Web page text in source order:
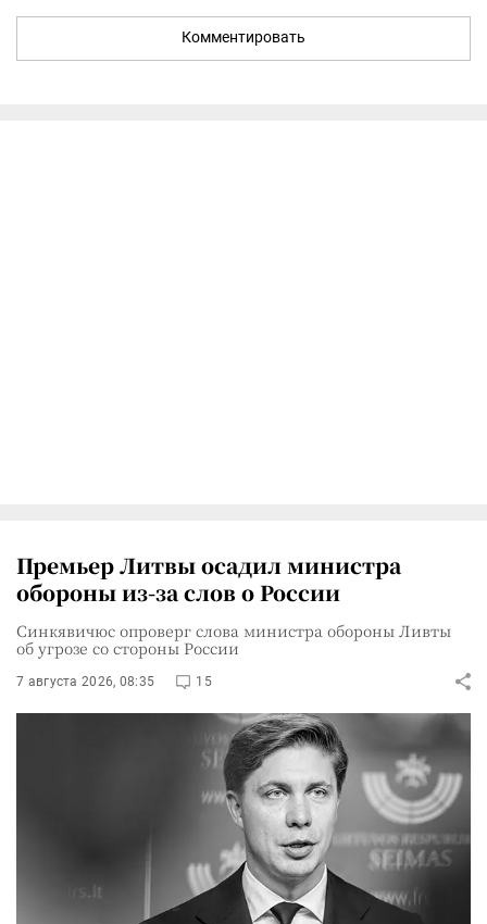
Комментировать
Премьер Литвы осадил министра
обороны из-за слов о России
Синкявичюс опроверг слова министра обороны Ливты
об угрозе со стороны России
7 августа 2026, 08:35 15